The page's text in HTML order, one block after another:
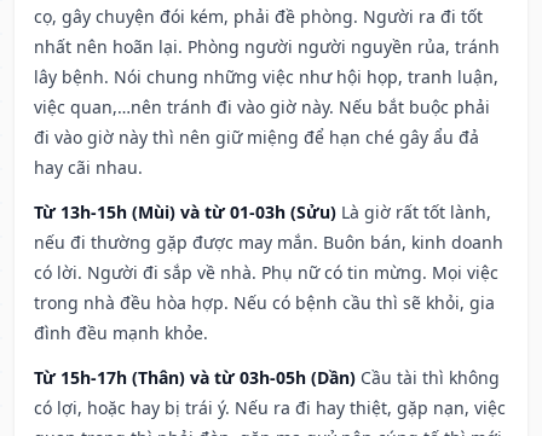
cọ, gây chuyện đói kém, phải đề phòng. Người ra đi tốt
nhất nên hoãn lại. Phòng người người nguyền rủa, tránh
lây bệnh. Nói chung những việc như hội họp, tranh luận,
việc quan,…nên tránh đi vào giờ này. Nếu bắt buộc phải
đi vào giờ này thì nên giữ miệng để hạn ché gây ẩu đả
hay cãi nhau.
Từ 13h-15h (Mùi) và từ 01-03h (Sửu) Là giờ rất tốt lành,
nếu đi thường gặp được may mắn. Buôn bán, kinh doanh
có lời. Người đi sắp về nhà. Phụ nữ có tin mừng. Mọi việc
trong nhà đều hòa hợp. Nếu có bệnh cầu thì sẽ khỏi, gia
đình đều mạnh khỏe.
Từ 15h-17h (Thân) và từ 03h-05h (Dần) Cầu tài thì không
có lợi, hoặc hay bị trái ý. Nếu ra đi hay thiệt, gặp nạn, việc